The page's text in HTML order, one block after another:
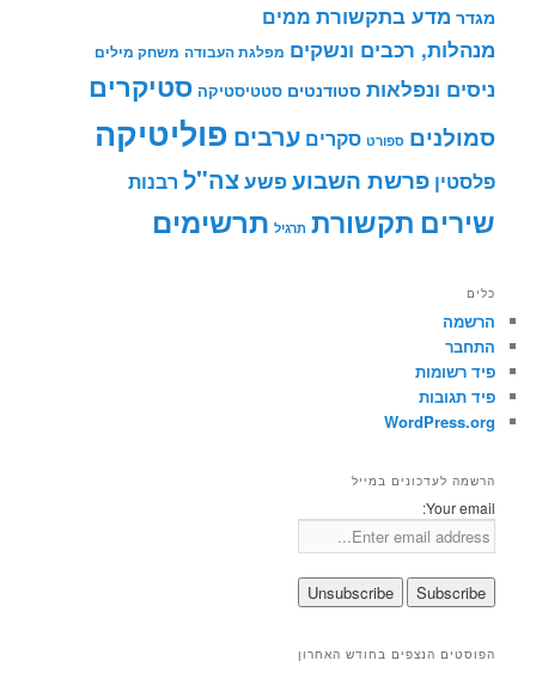
מגדר מדע בתקשורת ממים
מנהלות, רכבים ונשקים מפלגת העבודה משחק מילים
ניסים ונפלאות סטודנטים סטטיסטיקה סטיקרים
סמולנים ספורט סקרים ערבים פוליטיקה
פלסטין פרשת השבועפשעצה"ל רבנות
שירים תקשורת תרגיל תרשימים
כלים
הרשמה
התחבר
פיד רשומות
פיד תגובות
WordPress.org
הרשמה לעדכונים במייל
Your email:
הפוסטים הנצפים בחודש האחרון